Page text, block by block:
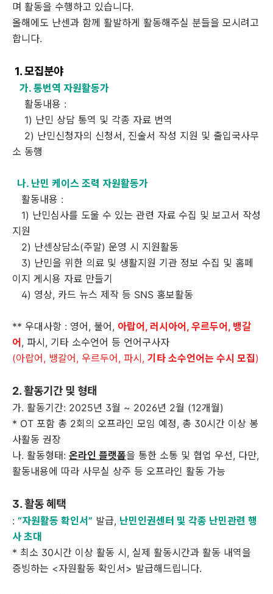
며 활동을 수행하고 있습니다.
올해에도 난센과 함께 활발하게 활동해주실 분들을 모시려고
합니다.
1. 모집분야
가. 통번역 자원활동가
활동내용 :
1) 난민 상담 통역 및 각종 자료 번역
2) 난민신청자의 신청서 , 진술서 작성 지원 및 출입국사무
소 동행
나. 난민 케이스 조력 자원활동가
활동내용 :
1) 난민심사를 도울 수 있는 관련 자료 수집 및 보고서 작성
지원
2) 난센상담소(주말) 운영 시 지원활동
3) 난민을 위한 의료 및 생활지원 기관 정보 수집 및 홈페
이지 게시용 자료 만들기
4) 영상, 카드 뉴스 제작 등 SNS 홍보활동
** 우대사항 : 영어 , 불어 , 아랍어, 러시아어, 우르두어, 뱅갈
어 , 파시 , 기타 소수언어 등 언어구사자
(아랍어, 뱅갈어, 우르두어, 파시, 기타 소수언어는 수시 모집 )
2.활동기간 및 형태
가. 활동기간: 2025년 3월 ~ 2026년 2월 (12개월)
* OT 포함 총 2회의 오프라인 모임 예정, 총 30시간 이상 봉
사활동 권장
나. 활동형태 : 온라인 플랫폼을 통한 소통 및 협업 우선, 다만,
활동내용에 따라 사무실 상주 등 오프라인 활동 가능
3.활동 혜택
: “자원활동 확인서 ” 발급, 난민인권센터 및 각종 난민관련 행
사 초대
* 최소 30시간 이상 활동 시 , 실제 활동시간과 활동 내역을
증빙하는 <자원활동 확인서 > 발급해드립니다.